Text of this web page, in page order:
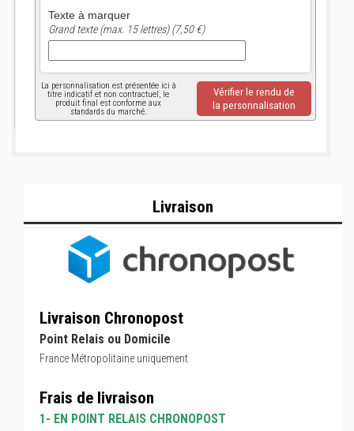
Texte à marquer
Grand texte (max. 15 lettres) (7,50 €)
La personnalisation est présentée ici à
titre indicatif et non contractuel, le
produit final est conforme aux
standards du marché.
Vérifier le rendu de
la personnalisation
Livraison
Livraison Chronopost
Point Relais ou Domicile
France Métropolitaine uniquement
Frais de livraison
1- EN POINT RELAIS CHRONOPOST